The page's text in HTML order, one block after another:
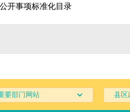
开事项标准化目录
要部门网站 县区